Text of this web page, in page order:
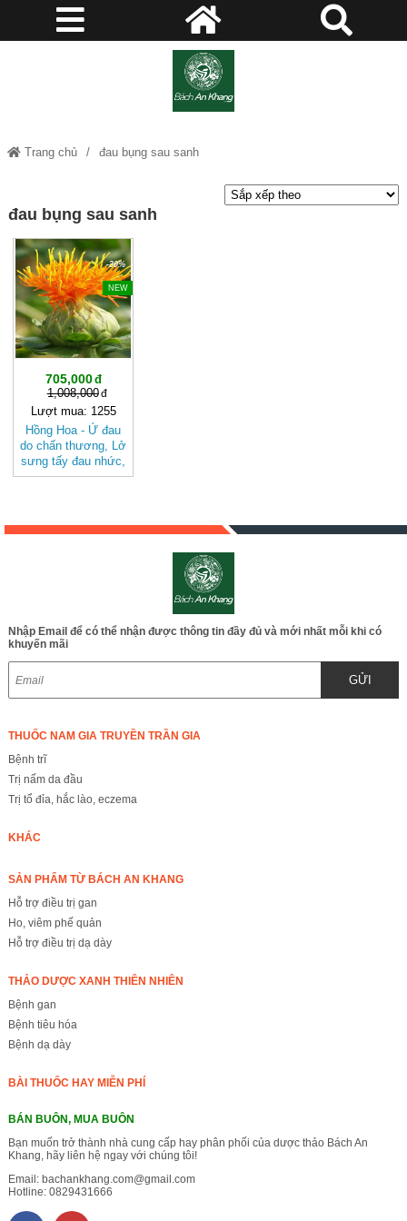
Trang chủ đau bụng sau sanh
đau bụng sau sanh
-30%
NEW
705,000
1,008,000
Lượt mua: 1255
Hồng Hoa - Ứ đau
do chấn thương, Lở
sưng tấy đau nhức,
Đau kinh, đau bụng
Nhập Email để có thể nhận được thông tin đầy đủ và mới nhất mỗi khi có
khuyến mãi
GỬI
THUỐC NAM GIA TRUYỀN TRẦN GIA
Bệnh trĩ
Trị nấm da đầu
Trị tổ đỉa, hắc lào, eczema
KHÁC
SẢN PHẨM TỪ BÁCH AN KHANG
Hỗ trợ điều trị gan
Ho, viêm phế quản
Hỗ trợ điều trị dạ dày
THẢO DƯỢC XANH THIÊN NHIÊN
Bệnh gan
Bệnh tiêu hóa
Bệnh dạ dày
BÀI THUỐC HAY MIỄN PHÍ
BÁN BUÔN, MUA BUÔN
Bạn muốn trở thành nhà cung cấp hay phân phối của dược thảo Bách An
Khang, hãy liên hệ ngay với chúng tôi!
Email: bachankhang.com@gmail.com
Hotline: 0829431666